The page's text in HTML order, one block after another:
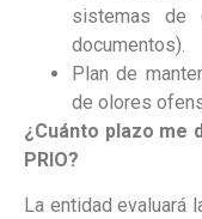
sistemas de
documentos).
Plan de
de olores
¿Cuánto plazo me
PRIO?
La entidad evaluará